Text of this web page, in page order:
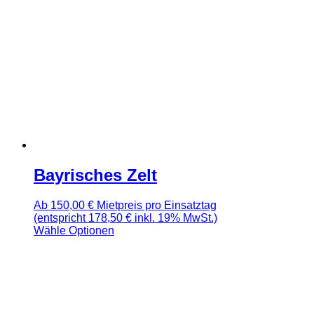
Bayrisches Zelt
Ab 150,00 € Mietpreis pro Einsatztag
(entspricht 178,50 € inkl. 19% MwSt.)
Wähle Optionen